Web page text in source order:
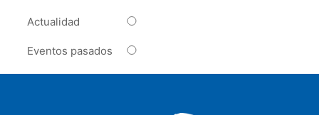
Actualidad
Eventos pasados